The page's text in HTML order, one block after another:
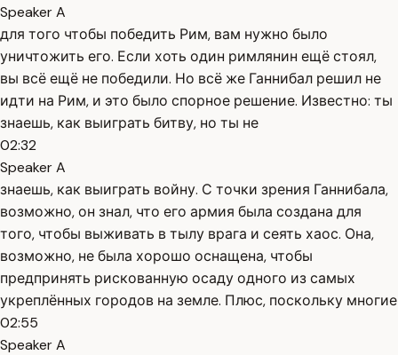
Speaker A
для того чтобы победить Рим, вам нужно было
уничтожить его. Если хоть один римлянин ещё стоял,
вы всё ещё не победили. Но всё же Ганнибал решил не
идти на Рим, и это было спорное решение. Известно: ты
знаешь, как выиграть битву, но ты не
02:32
Speaker A
знаешь, как выиграть войну. С точки зрения Ганнибала,
возможно, он знал, что его армия была создана для
того, чтобы выживать в тылу врага и сеять хаос. Она,
возможно, не была хорошо оснащена, чтобы
предпринять рискованную осаду одного из самых
укреплённых городов на земле. Плюс, поскольку многие
02:55
Speaker A